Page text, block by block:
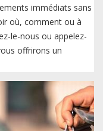
immédiats sans
où, comment ou à
le-nous ou appelez-
offrirons un